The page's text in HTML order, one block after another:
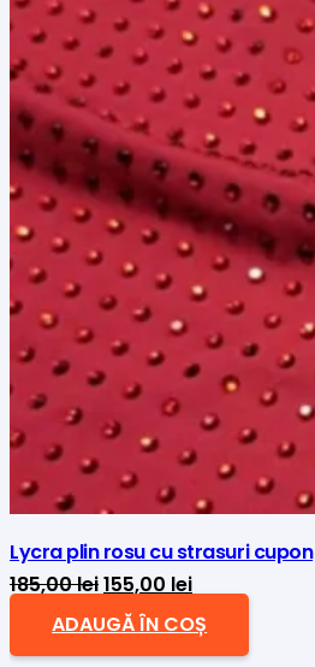
Lycra plin rosu cu strasuri cupon
185,00leiPrețul
inițial
a
155,00 leiPrețul
curent
este:
ADAUGĂ ÎN COȘ